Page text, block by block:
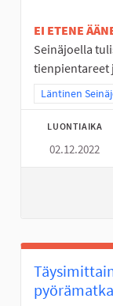
EI ETENE
Seinäjoella
tienpientareet
Rajaa tulokset
Läntinen
LUONTIAIKA
02.12.2022